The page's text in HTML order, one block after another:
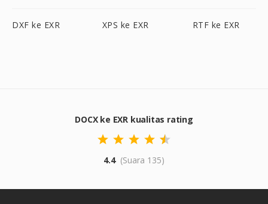
DXF ke EXR XPS ke EXR RTF ke EXR
DOCX ke EXR kualitas rating
4.4 (Suara 135)